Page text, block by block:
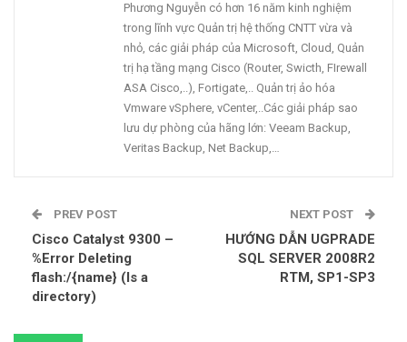
Phương Nguyễn có hơn 16 năm kinh nghiệm
trong lĩnh vực Quản trị hệ thống CNTT vừa và
nhỏ, các giải pháp của Microsoft, Cloud, Quản
trị hạ tầng mạng Cisco (Router, Swicth, FIrewall
ASA Cisco,..), Fortigate,.. Quản trị ảo hóa
Vmware vSphere, vCenter,..Các giải pháp sao
lưu dự phòng của hãng lớn: Veeam Backup,
Veritas Backup, Net Backup,…
PREV POST
Cisco Catalyst 9300 –
%Error Deleting
flash:/{name} (Is a
directory)
NEXT POST
HƯỚNG DẪN UGPRADE
SQL SERVER 2008R2
RTM, SP1-SP3